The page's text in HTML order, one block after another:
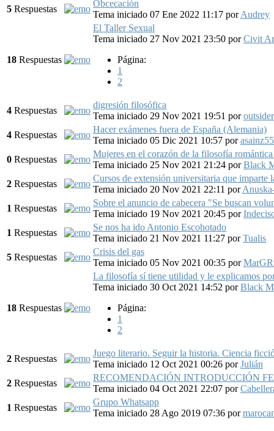
5 Respuestas
Obcecación
Tema iniciado 07 Ene 2022 11:17 porAudrey
18 Respuestas
El Taller Sexual
Tema iniciado 27 Nov 2021 23:50 porCivit
Página:
1
2
4 Respuestas
digresión filosófica
Tema iniciado 29 Nov 2021 19:51 poroutsider
4 Respuestas
Hacer exámenes fuera de España (Alemania)
Tema iniciado 05 Dic 2021 10:57 porasainz55
0 Respuestas
Mujeres en el corazón de la filosofía romántica
Tema iniciado 25 Nov 2021 21:24 porBlack
2 Respuestas
Cursos de extensión universitaria que imparte
Tema iniciado 20 Nov 2021 22:11 por
1 Respuestas
Sobre el anuncio de cabecera "Se buscan
Tema iniciado 19 Nov 2021 20:45 por
1 Respuestas
Se nos ha ido Antonio Escohotado
Tema iniciado 21 Nov 2021 11:27 porTualis
5 Respuestas
Crisis del gas
Tema iniciado 05 Nov 2021 00:35 por
18 Respuestas
La filosofía sí tiene utilidad y le explicamos
Tema iniciado 30 Oct 2021 14:52 porBlack
Página:
1
2
2 Respuestas
Juego literario. Seguir la historia. Ciencia
Tema iniciado 12 Oct 2021 00:26 porJulián
2 Respuestas
RECOMENDACIÓN INTRODUCCIÓN
Tema iniciado 04 Oct 2021 22:07 por
1 Respuestas
Grupo Whatsapp
Tema iniciado 28 Ago 2019 07:36 por